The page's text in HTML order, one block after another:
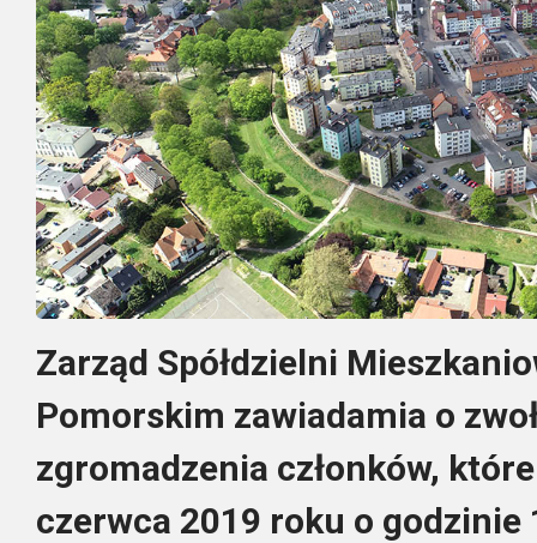
Zarząd Spółdzielni
Pomorskim zawiadamia o
zgromadzenia członków,
czerwca 2019 roku o godzinie